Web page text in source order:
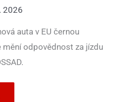
2026
auta v EU černou
mění odpovědnost za jízdu